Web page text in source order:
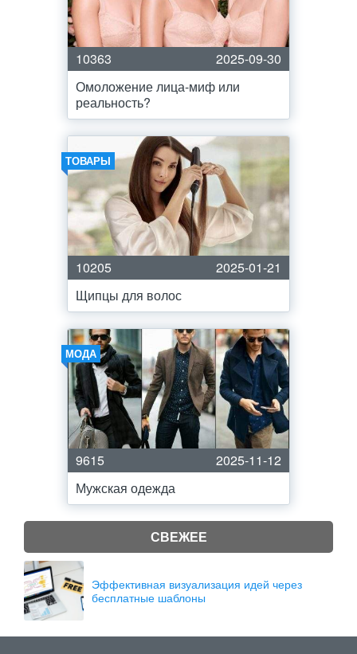
10363
2025-09-30
Омоложение лица-миф или
реальность?
ТОВАРЫ
10205
2025-01-21
Щипцы для волос
МОДА
9615
2025-11-12
Мужская одежда
СВЕЖЕЕ
Эффективная визуализация идей через
бесплатные шаблоны